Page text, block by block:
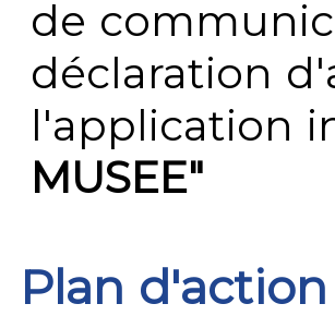
de
déclaration
l'application
MUSEE"
Plan d'action